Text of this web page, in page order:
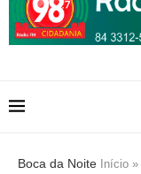
Boca da Noite Início »